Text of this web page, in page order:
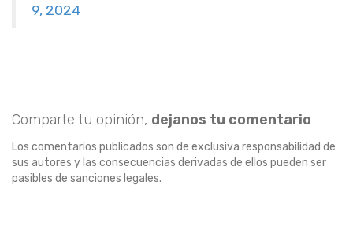
9, 2024
Comparte tu opinión, dejanos tu comentario
Los comentarios publicados son de exclusiva responsabilidad de
sus autores y las consecuencias derivadas de ellos pueden ser
pasibles de sanciones legales.